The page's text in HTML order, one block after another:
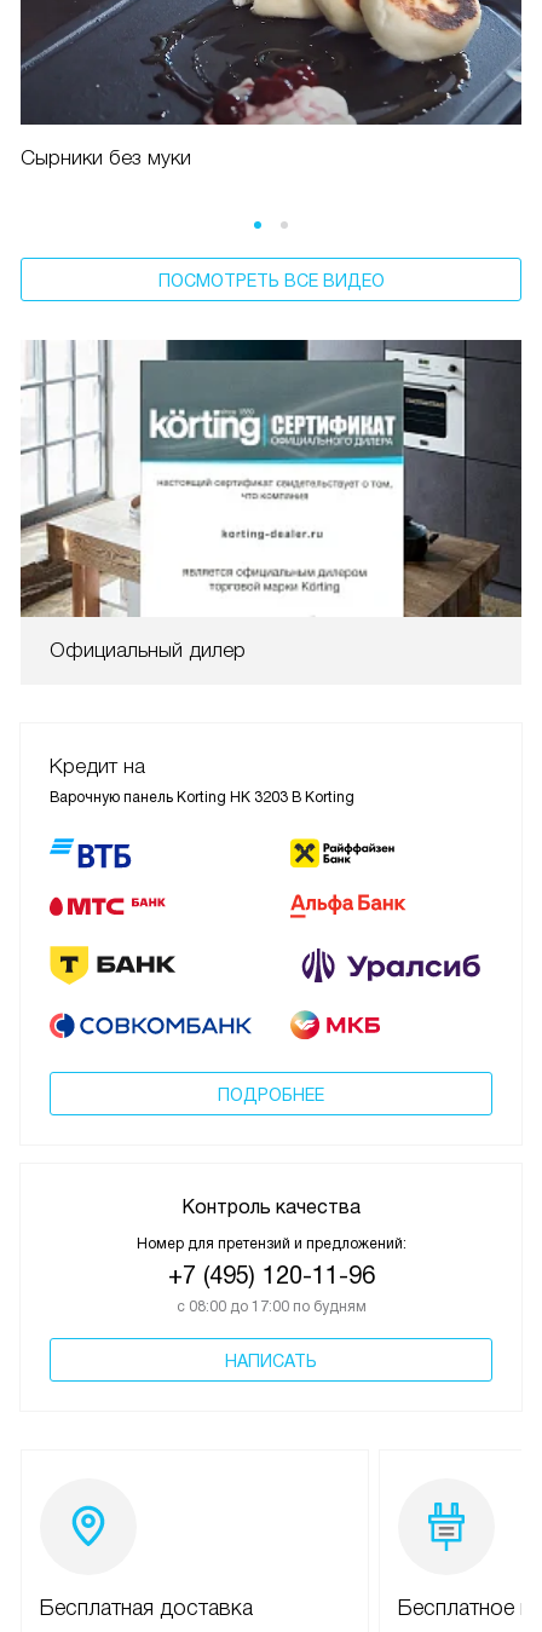
Сырники без муки
ПОСМОТРЕТЬ ВСЕ ВИДЕО
Официальный дилер
Кредит на
Варочную панель Korting HK 3203 B Korting
ПОДРОБНЕЕ
Контроль качества
Номер для претензий и предложений:
+7 (495) 120-11-96
с 08:00 до 17:00 по будням
НАПИСАТЬ
Бесплатная доставка Бесплатное